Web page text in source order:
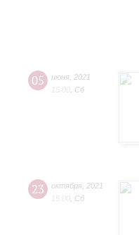
05 июня 2021
15:00 Сб
23 октября 2021
15:00 Сб